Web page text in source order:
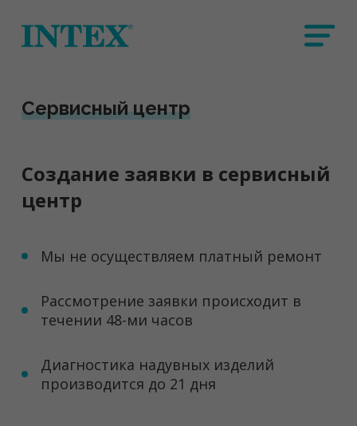
Сервисный центр
Создание заявки в сервисный
центр
Мы не осуществляем платный ремонт
Рассмотрение заявки происходит в
течении 48-ми часов
Диагностика надувных изделий
производится до 21 дня